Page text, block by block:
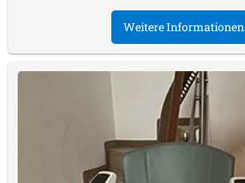
Weitere Informationen